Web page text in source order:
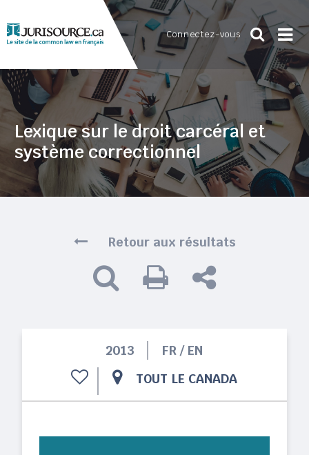
Connectez-vous
Lexique sur le droit carcéral et
système correctionnel
Retour aux résultats
2013
FR / EN
TOUT LE CANADA